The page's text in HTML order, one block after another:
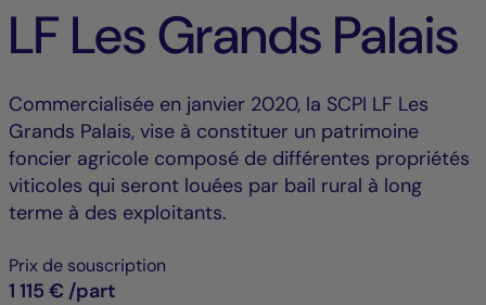
LF Les Grands Palais
Commercialisée en janvier 2020, la SCPI LF Les
Grands Palais, vise à constituer un patrimoine
foncier agricole composé de différentes propriétés
viticoles qui seront louées par bail rural à long
terme à des exploitants.
Prix de souscription
1 115 € /part